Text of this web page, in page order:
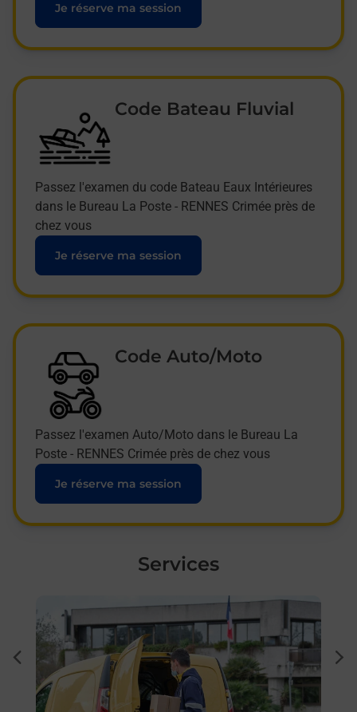
Je réserve ma session
Code Bateau Fluvial
Passez l'examen du code Bateau Eaux Intérieures
dans le Bureau La Poste - RENNES Crimée près de
chez vous
Je réserve ma session
Code Auto/Moto
Passez l'examen Auto/Moto dans le Bureau La
Poste - RENNES Crimée près de chez vous
Je réserve ma session
Services
En savoir plus